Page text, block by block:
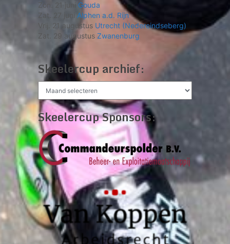
Zon. 21 juni Gouda
Zat. 27 juni Alphen a.d. Rijn
Vrij. 21 augustus Utrecht (Nedereindseberg)
Zat. 29 augustus Zwanenburg
Skeelercup archief:
archief:
Skeelercup Sponsors: